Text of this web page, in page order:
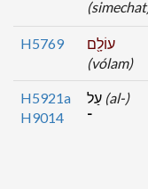
H5769
עוֹלָ֖ם
(vólam)
H5921a
H9014
(al-)
־